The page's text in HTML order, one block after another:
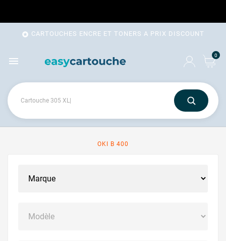
 CARTOUCHES ENCRE ET TONERS A PRIX DISCOUNT
 0
OKI B 400